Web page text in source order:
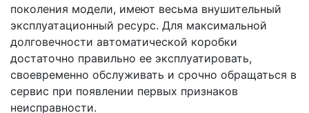
поколения модели, имеют весьма внушительный
эксплуатационный ресурс. Для максимальной
долговечности автоматической коробки
достаточно правильно ее эксплуатировать,
своевременно обслуживать и срочно обращаться в
сервис при появлении первых признаков
неисправности.